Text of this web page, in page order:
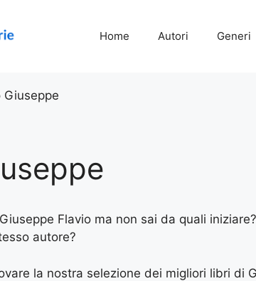
Home Autori Generi
Giuseppe
Flavio ma non sai da quali
autore?
la nostra selezione dei migliori libri di